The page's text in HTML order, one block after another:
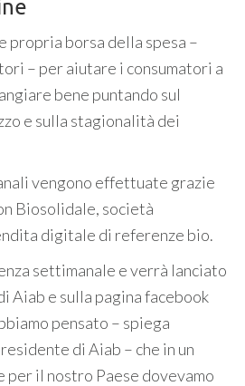
propria borsa della spesa –
– per aiutare i consumatori a
bene puntando sul
e sulla stagionalità dei
vengono effettuate grazie
Biosolidale, società
digitale di referenze bio.
settimanale e verrà lanciato
Aiab e sulla pagina facebook
pensato – spiega
di Aiab – che in un
per il nostro Paese dovevamo